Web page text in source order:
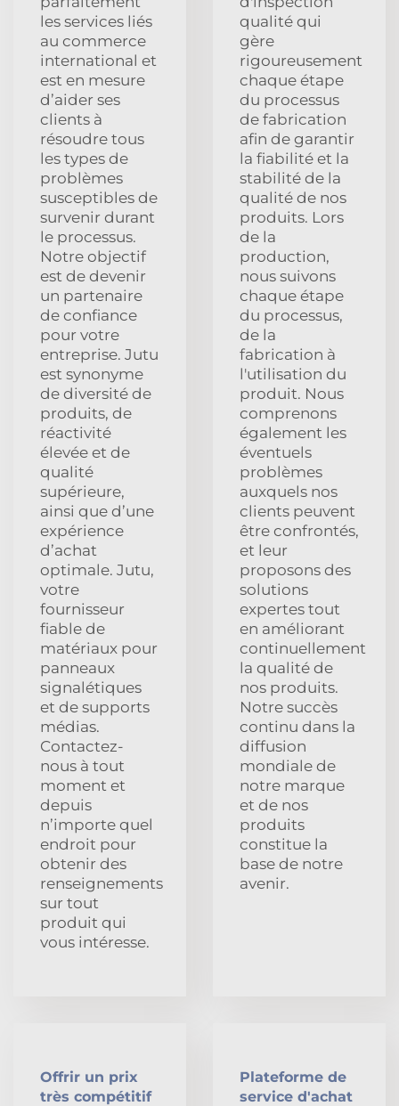
les services liés
au commerce
international et
est en mesure
d’aider ses
clients à
résoudre tous
les types de
problèmes
susceptibles de
survenir durant
le processus.
Notre objectif
est de devenir
un partenaire
de confiance
pour votre
entreprise. Jutu
est synonyme
de diversité de
produits, de
réactivité
élevée et de
qualité
supérieure,
ainsi que d’une
expérience
d’achat
optimale. Jutu,
votre
fournisseur
fiable de
matériaux pour
panneaux
signalétiques
et de supports
médias.
Contactez-
nous à tout
moment et
depuis
n’importe quel
endroit pour
obtenir des
renseignements
sur tout
produit qui
vous intéresse.
qualité qui
gère
rigoureusement
chaque étape
du processus
de fabrication
afin de garantir
la fiabilité et la
stabilité de la
qualité de nos
produits. Lors
de la
production,
nous suivons
chaque étape
du processus,
de la
fabrication à
l'utilisation du
produit. Nous
comprenons
également les
éventuels
problèmes
auxquels nos
clients peuvent
être confrontés,
et leur
proposons des
solutions
expertes tout
en améliorant
continuellement
la qualité de
nos produits.
Notre succès
continu dans la
diffusion
mondiale de
notre marque
et de nos
produits
constitue la
base de notre
avenir.
Offrir un prix
très compétitif
Plateforme de
service d'achat